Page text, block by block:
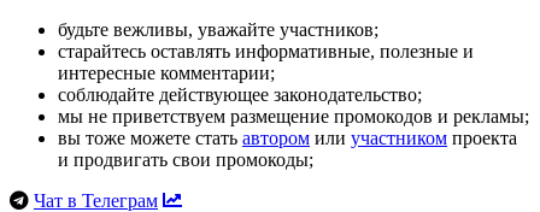
будьте вежливы, уважайте участников;
старайтесь оставлять информативные, полезные и
интересные комментарии;
соблюдайте действующее законодательство;
мы не приветствуем размещение промокодов и рекламы;
вы тоже можете стать автором или участником проекта
и продвигать свои промокоды;
Чат в Телеграм